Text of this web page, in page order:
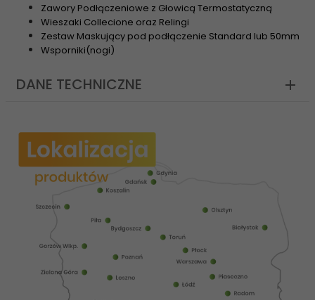
Zawory Podłączeniowe z Głowicą Termostatyczną
Wieszaki Collecione oraz Relingi
Zestaw Maskujący pod podłączenie Standard lub 50mm
Wsporniki(nogi)
DANE TECHNICZNE